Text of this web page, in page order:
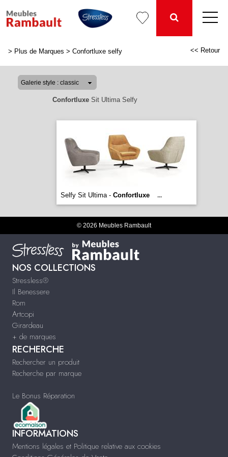
> Plus de Marques > Confortluxe selfy << Retour
ConfortluxeSit Ultima Selfy
Selfy Sit Ultima - Confortluxe ...
© 2026 Meubles Rambault
NOS COLLECTIONS
Stressless®
Il Benessere
Rom
Artcopi
Girardeau
+ de marques
RECHERCHE
Rechercher un produit
Recherche par marque
Le Bonus Réparation
INFORMATIONS
Mentions légales et Politique relative aux cookies